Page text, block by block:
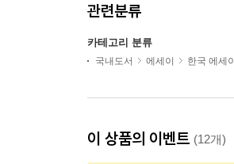
관련분류
카테고리 분류
국내도서 에세이 한국 에세이
이 상품의 이벤트 (12개)